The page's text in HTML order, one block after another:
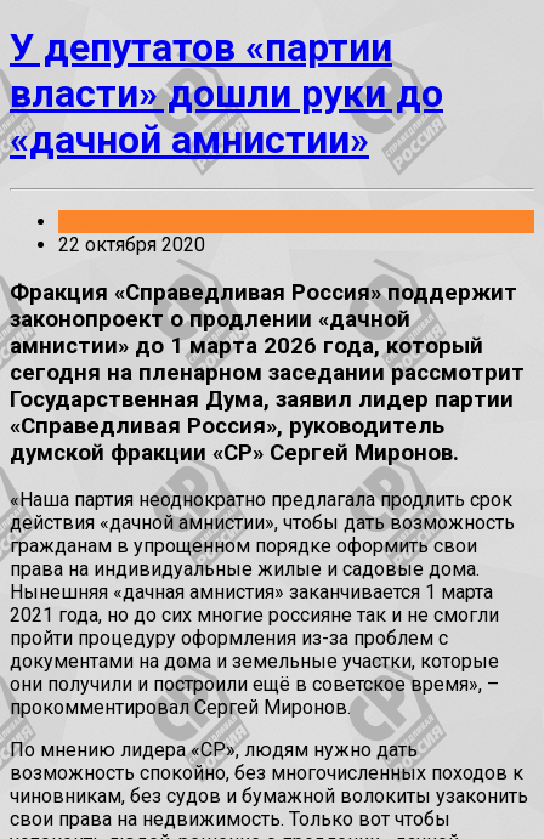
У депутатов «партии
власти» дошли руки до
«дачной амнистии»
22 октября 2020
Фракция «Справедливая Россия» поддержит
законопроект о продлении «дачной
амнистии» до 1 марта 2026 года, который
сегодня на пленарном заседании рассмотрит
Государственная Дума, заявил лидер партии
«Справедливая Россия», руководитель
думской фракции «СР» Сергей Миронов.
«Наша партия неоднократно предлагала продлить срок
действия «дачной амнистии», чтобы дать возможность
гражданам в упрощенном порядке оформить свои
права на индивидуальные жилые и садовые дома.
Нынешняя «дачная амнистия» заканчивается 1 марта
2021 года, но до сих многие россияне так и не смогли
пройти процедуру оформления из-за проблем с
документами на дома и земельные участки, которые
они получили и построили ещё в советское время», –
прокомментировал Сергей Миронов.
По мнению лидера «СР», людям нужно дать
возможность спокойно, без многочисленных походов к
чиновникам, без судов и бумажной волокиты узаконить
свои права на недвижимость. Только вот чтобы